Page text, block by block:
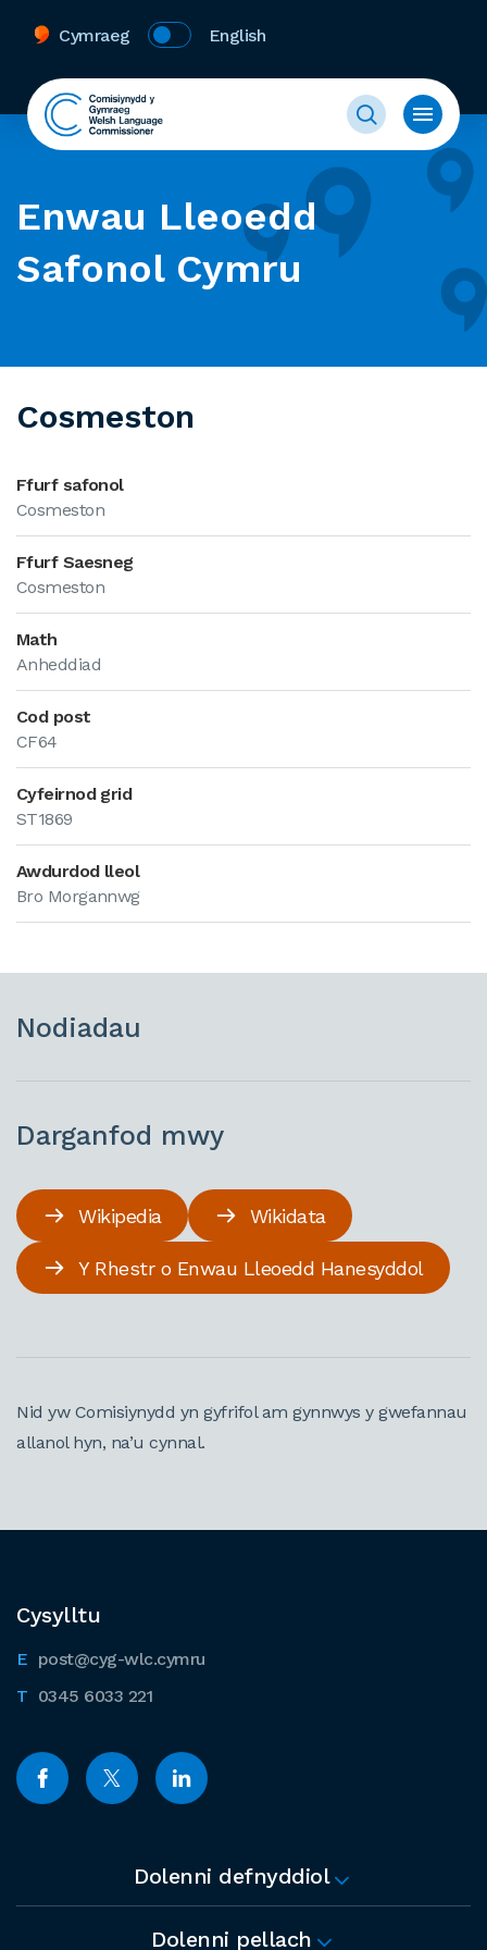
Cymraeg English
Enwau Lleoedd
Safonol Cymru
Cosmeston
Ffurf safonol
Cosmeston
Ffurf Saesneg
Cosmeston
Math
Anheddiad
Cod post
CF64
Cyfeirnod grid
ST1869
Awdurdod lleol
Bro Morgannwg
Nodiadau
Darganfod mwy
Wikipedia Wikidata
Y Rhestr o Enwau Lleoedd Hanesyddol
Nid yw Comisiynydd yn gyfrifol am gynnwys y gwefannau
allanol hyn, na’u cynnal.
Cysylltu
post@cyg-wlc.cymru
0345 6033 221
Dolenni defnyddiol
Dolenni pellach